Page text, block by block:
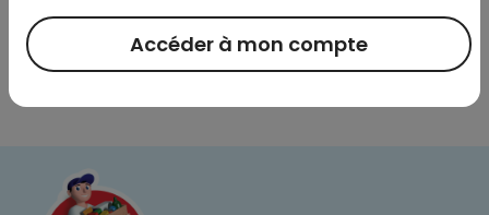
Accéder à mon compte